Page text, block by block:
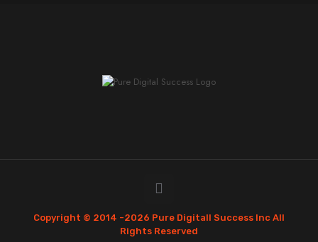
Copyright © 2014 -2026 Pure Digitall Success Inc All
Rights Reserved